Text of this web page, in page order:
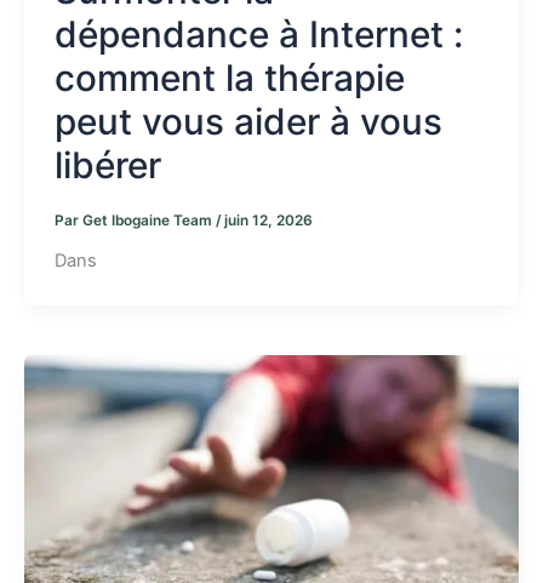
dépendance à Internet :
comment la thérapie
peut vous aider à vous
libérer
Par Get Ibogaine Team /juin 12, 2026
Dans